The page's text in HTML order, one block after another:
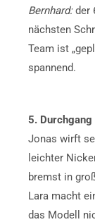
Bernhard:der
nächsten
Team ist
spannend.
5. Durchgang
Jonas wirft
leichter
bremst in
Lara macht
das Modell